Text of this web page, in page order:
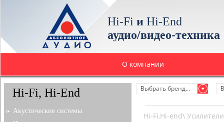
Hi-Fi и Hi-End
аудио/видео-техника
О компании
Выбрать бренд...
Hi-Fi,Hi-end\ Усилители
Hi-Fi, Hi-End
Акустические системы